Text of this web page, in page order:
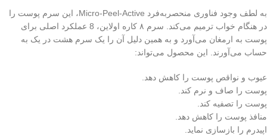
به لطف وجود فناوری منحصربه‌فرد Micro-Peel-Active، این سرم پوست را
در هنگام خواب ترمیم می‌کند. سرم ۸ کاره اولاین، 8 عملکرد اصلی برای
پوست به ارمغان می‌آورد و به همین دلیل آن را یک سرم هشت در یک به
حساب می‌آورند. این محصول می‌تواند:
عیوب و نواقص پوست را کاهش دهد.
پوست را صاف و نرم کند.
پوست را تصفیه کند.
منافذ پوست را کاهش دهد.
اپیدرم را بازسازی نماید.